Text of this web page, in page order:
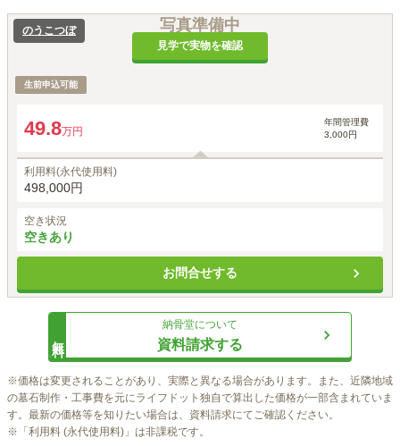
写真準備中
見学で実物を確認
のうこつぼ
生前申込可能
49.8万円
年間管理費
3,000円
利用料(永代使用料)
498,000円
空き状況
空きあり
お問合せする
納骨堂について
資料請求する
※価格は変更されることがあり、実際と異なる場合があります。また、近隣地域
の墓石制作・工事費を元にライフドット独自で算出した価格が一部含まれていま
す。最新の価格等を知りたい場合は、資料請求にてご確認ください。
※「利用料 (永代使用料)」は非課税です。